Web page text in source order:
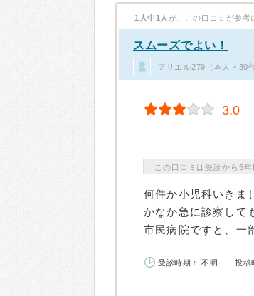
1人中1人 が、この口コミが参考
スムーズでよい！
アリエル279（本人・30
3.0
この口コミは受診から5年
何件か小児科いきま
かなか急に診察して
市民病院ですと、一
受診時期： 不明 投稿